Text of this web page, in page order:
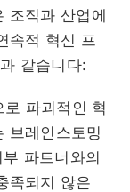
조직과 산업에
속적 혁신 프
같습니다:
파괴적인 혁
브레인스토밍
부 파트너와의
족되지 않은